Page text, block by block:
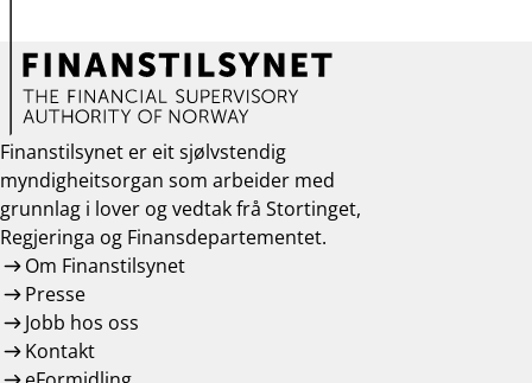
Finanstilsynet er eit sjølvstendig
myndigheitsorgan som arbeider med
grunnlag i lover og vedtak frå Stortinget,
Regjeringa og Finansdepartementet.
Om Finanstilsynet
Presse
Jobb hos oss
Kontakt